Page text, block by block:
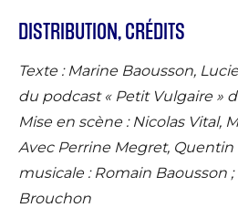
DISTRIBUTION, CRÉDITS
Texte : Marine Baousson,
du podcast « Petit Vulgaire »
Mise en scène : Nicolas Vital,
Avec Perrine Megret, Quentin
musicale : Romain Baousson
Brouchon